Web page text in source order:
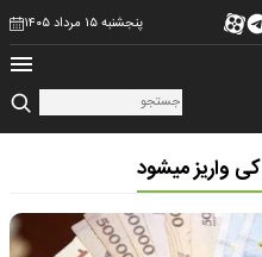
پنجشنبه ۱۵ مرداد ۱۴۰۵
واریز میشود